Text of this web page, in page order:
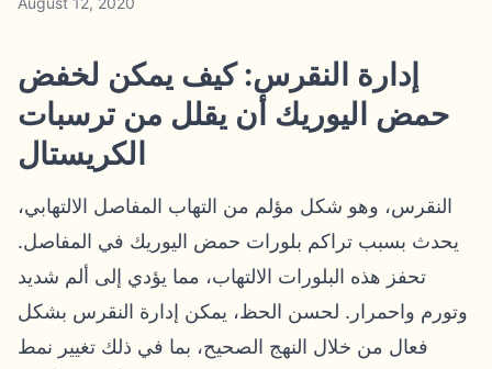
إدارة النقرس: كيف يمكن لخفض
حمض اليوريك أن يقلل من ترسبات
الكريستال
النقرس، وهو شكل مؤلم من التهاب المفاصل الالتهابي،
يحدث بسبب تراكم بلورات حمض اليوريك في المفاصل.
تحفز هذه البلورات الالتهاب، مما يؤدي إلى ألم شديد
وتورم واحمرار. لحسن الحظ، يمكن إدارة النقرس بشكل
فعال من خلال النهج الصحيح، بما في ذلك تغيير نمط